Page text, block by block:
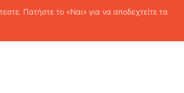
Σάββατο, 8 Αυγούστου, 2026
Πατήστε το «Ναι» για να αποδεχτείτε τα